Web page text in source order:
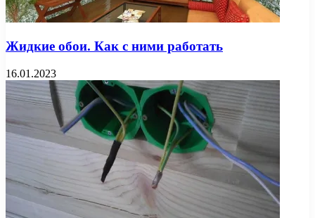
Жидкие обои. Как с ними работать
16.01.2023